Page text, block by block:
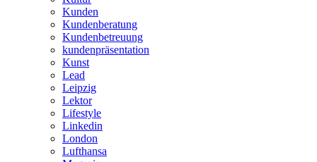
Kunden
Kundenberatung
Kundenbetreuung
kundenpräsentation
Kunst
Lead
Leipzig
Lektor
Lifestyle
Linkedin
London
Lufthansa